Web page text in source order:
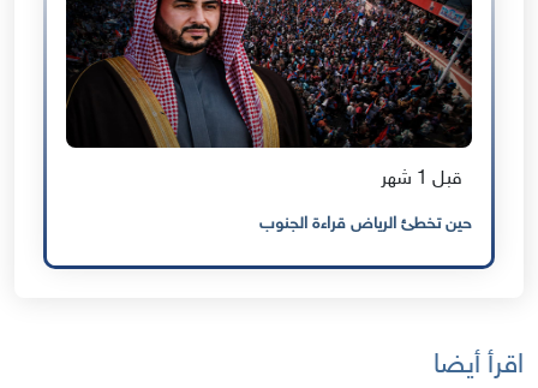
قبل 1 شهر
حين تخطئ الرياض قراءة الجنوب
اقرأ أيضا